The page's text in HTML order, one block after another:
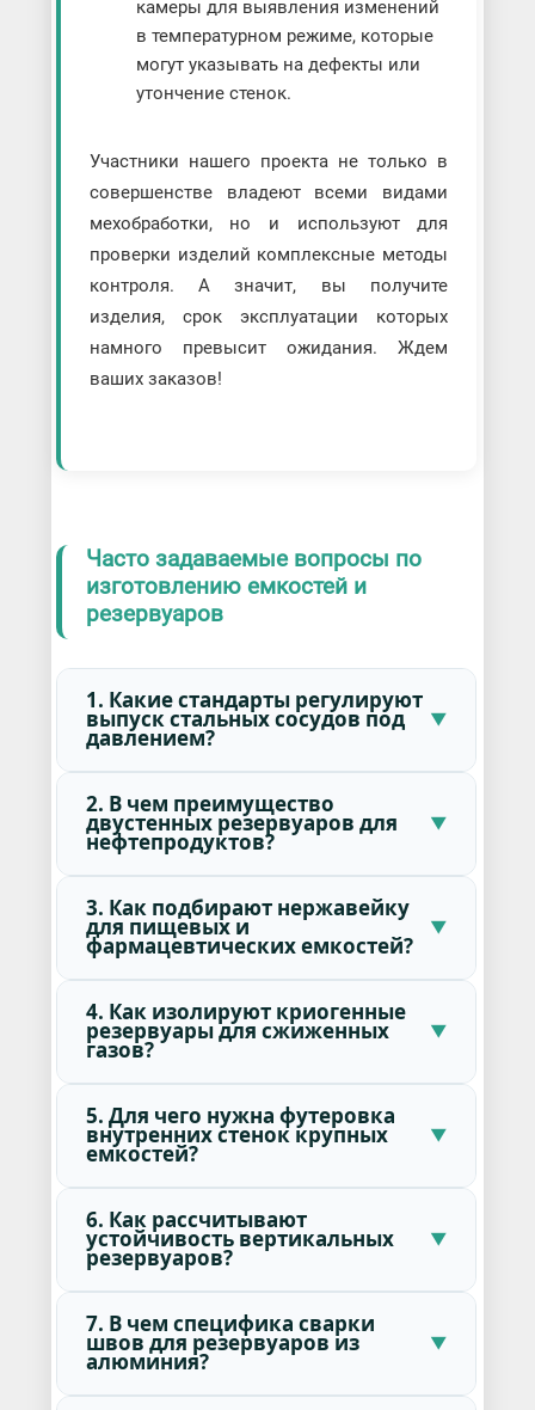
камеры для выявления изменений
в температурном режиме, которые
могут указывать на дефекты или
утончение стенок.
Участники нашего проекта не только в
совершенстве владеют всеми видами
мехобработки, но и используют для
проверки изделий комплексные методы
контроля. А значит, вы получите
изделия, срок эксплуатации которых
намного превысит ожидания. Ждем
ваших заказов!
Часто задаваемые вопросы по
изготовлению емкостей и
резервуаров
1. Какие стандарты регулируют
выпуск стальных сосудов под
давлением?
2. В чем преимущество
двустенных резервуаров для
нефтепродуктов?
3. Как подбирают нержавейку
для пищевых и
фармацевтических емкостей?
4. Как изолируют криогенные
резервуары для сжиженных
газов?
5. Для чего нужна футеровка
внутренних стенок крупных
емкостей?
6. Как рассчитывают
устойчивость вертикальных
резервуаров?
7. В чем специфика сварки
швов для резервуаров из
алюминия?